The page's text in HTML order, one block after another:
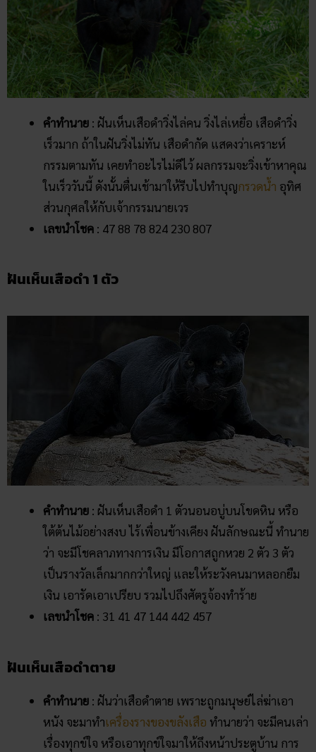
คำทำนาย : ฝันเห็นเสือดำวิ่งไล่คน วิ่งไล่เหยื่อ เสือดำวิ่ง
เร็วมาก ถ้าในฝันวิ่งไม่ทัน เสือดำกัด แสดงว่าเคราะห์
กรรมตามทัน เคยทำอะไรไม่ดีไว้ ผลกรรมจะวิ่งเข้าหาคุณ
ในเร็ววันนี้ ดังนั้นตื่นเช้ามาให้รีบไปทำบุญกรวดน้ำ อุทิศ
ส่วนกุศลให้กับเจ้ากรรมนายเวร
เลขนำโชค : 47 88 78 824 230 807
ฝันเห็นเสือดำ 1 ตัว
คำทำนาย : ฝันเห็นเสือดำ 1 ตัวนอนอบู่บนโขดหิน หรือ
ใต้ต้นไม้อย่างสงบ ไร้เพื่อนข้างเคียง ฝันลักษณะนี้ ทำนาย
ว่า จะมีโชคลาภทางการเงิน มีโอกาสถูกหวย 2 ตัว 3 ตัว
เป็นรางวัลเล็กมากกว่าใหญ่ และให้ระวังคนมาหลอกยืม
เงิน เอารัดเอาเปรียบ รวมไปถึงศัตรูจ้องทำร้าย
เลขนำโชค : 31 41 47 144 442 457
ฝันเห็นเสือดำตาย
คำทำนาย : ฝันว่าเสือดำตาย เพราะถูกมนุษย์ไล่ฆ่าเอา
หนัง จะมาทำเครื่องรางของขลังเสือ ทำนายว่า จะมีคนเล่า
เรื่องทุกข์ใจ หรือเอาทุกข์ใจมาให้ถึงหน้าประตูบ้าน การ